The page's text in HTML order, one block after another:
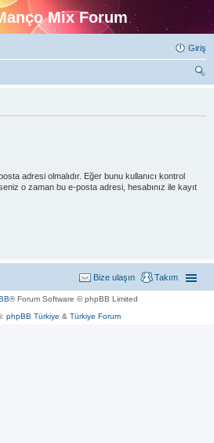
Mix Forum
Giriş
adresi olmalıdır. Eğer bunu kullanıcı kontrol
o zaman bu e-posta adresi, hesabınız ile kayıt
Takım
Bize ulaşın
® Forum Software © phpBB Limited
phpBB Türkiye & Türkiye Forum